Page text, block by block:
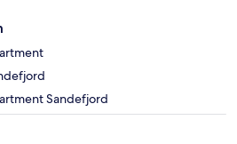
Sandefjord